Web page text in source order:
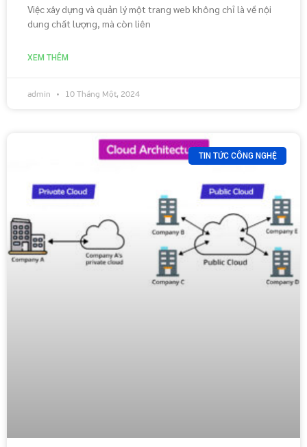
Việc xây dựng và quản lý một trang web không chỉ là về nội
dung chất lượng, mà còn liên
XEM THÊM
admin 10 Tháng Một, 2024
TIN TỨC CÔNG NGHỆ